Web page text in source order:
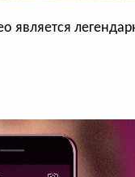
является